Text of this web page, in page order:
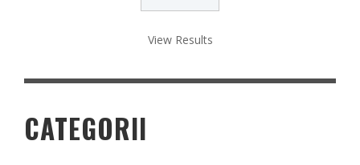
View Results
CATEGORII